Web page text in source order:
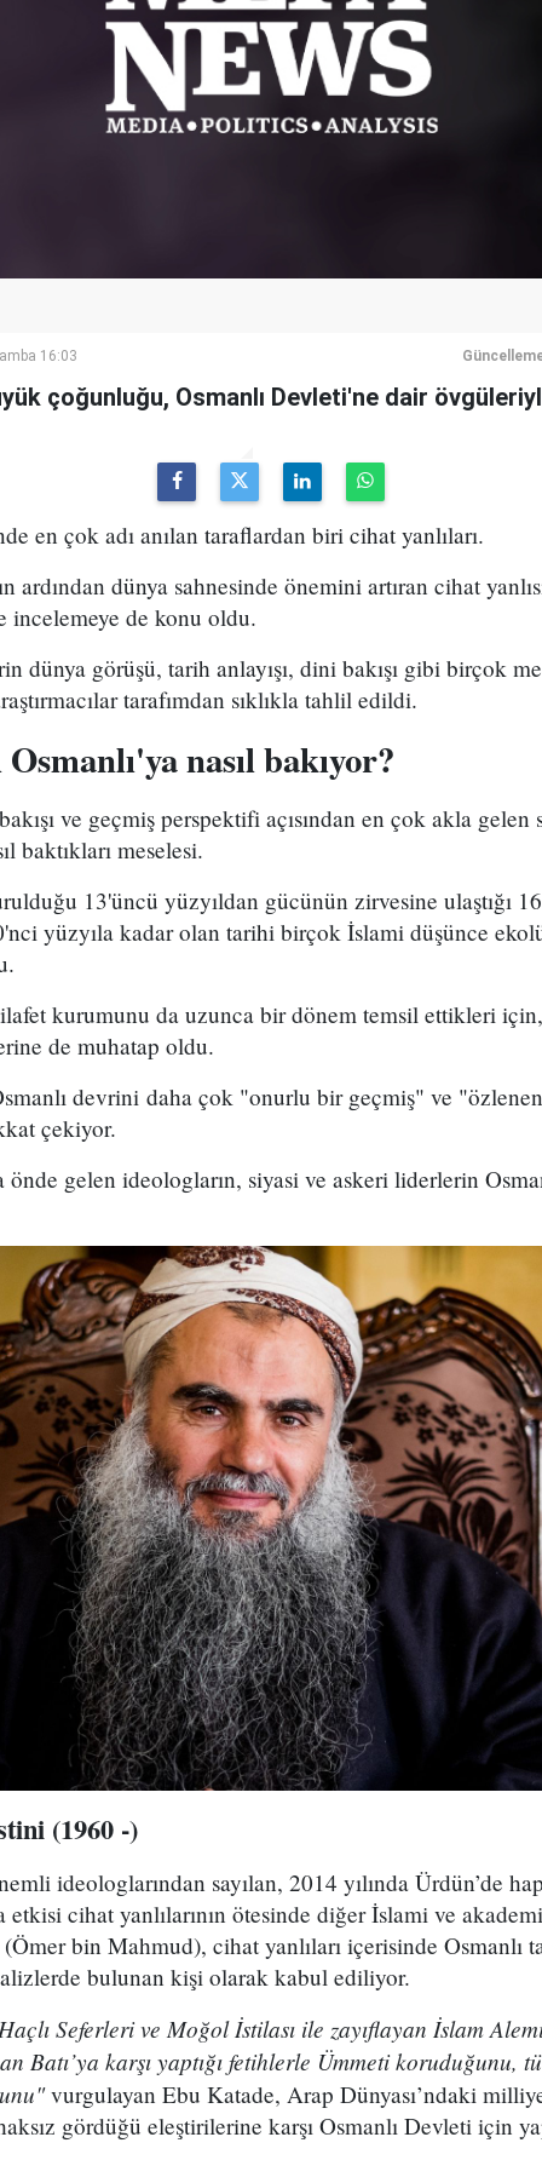
16:03
çoğunluğu, Osmanlı Devleti'ne dair
en çok adı anılan taraflardan biri cihat yanlıları.
ardından dünya sahnesinde önemini artıran cihat
incelemeye de konu oldu.
dünya görüşü, tarih anlayışı, dini bakışı gibi birçok
tarafımdan sıklıkla tahlil edildi.
nasıl bakıyor?
ve geçmiş perspektifi açısından en çok akla
baktıkları meselesi.
13'üncü yüzyıldan gücünün zirvesine ulaştığı
yüzyıla kadar olan tarihi birçok İslami düşünce
kurumunu da uzunca bir dönem temsil ettikleri
de muhatap oldu.
devrini daha çok "onurlu bir geçmiş" ve
çekiyor.
önde gelen ideologların, siyasi ve askeri liderlerin
(1960 -)
ideologlarından sayılan, 2014 yılında Ürdün’de
etkisi cihat yanlılarının ötesinde diğer İslami ve
bin Mahmud), cihat yanlıları içerisinde Osmanlı
bulunan kişi olarak kabul ediliyor.
Seferleri ve Moğol İstilası ile zayıflayan İslam
Batı’ya karşı yaptığı fetihlerle Ümmeti koruduğunu,
vurgulayan Ebu Katade, Arap Dünyası’ndaki
gördüğü eleştirilerine karşı Osmanlı Devleti için